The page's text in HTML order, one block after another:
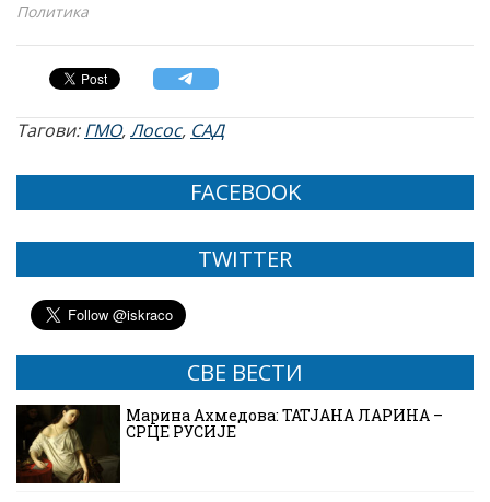
Политика
Тагови:ГМО,Лосос, САД
FACEBOOK
TWITTER
СВЕ ВЕСТИ
Марина Ахмедова: ТАТЈАНА ЛАРИНА –
СРЦЕ РУСИЈЕ